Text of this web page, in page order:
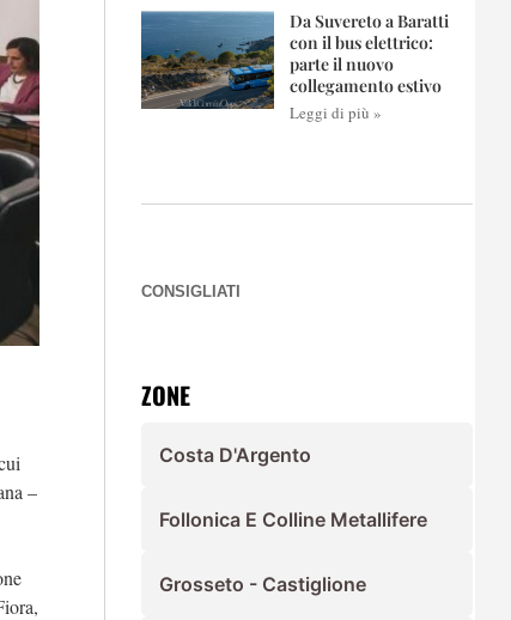
–
Da Suvereto a Baratti
con il bus elettrico:
parte il nuovo
collegamento estivo
Leggi di più »
CONSIGLIATI
ZONE
Costa D'Argento
Follonica E Colline Metallifere
Grosseto - Castiglione